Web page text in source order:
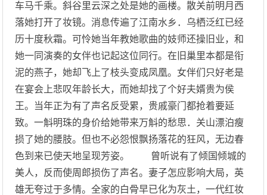
车马千乘。斜谷里云深之处是她的画楼。散关前明月西
落她打开了妆镜。消息传遍了江南水乡．乌栖泛红已经
历十度秋霜。可怜她当年教她歌曲的妓师还操旧业，和
她一同演奏的女伴也记起这位同行。在旧巢里本都是衔
泥的燕子，她却飞上了枝头变成凤凰。女伴们只好老是
在宴会上悲叹年龄长大，而她却找了个好夫婿贵为侯
王。当年正为有了声名反受累，贵戚豪门都抢着要延
致。一斛明珠的身价给她带来万斛的愁思．关山漂泊瘦
损了她的腰肢。但也不必怨恨飘扬落花的狂风，无边春
色到来已使天地呈现芳姿。 曾听说有了倾国倾城的
美人，反而使周郎损伤了声名。妻子怎应影响大局，英
雄无夸过于多情。全家的白骨早已化为灰土，一代红妆